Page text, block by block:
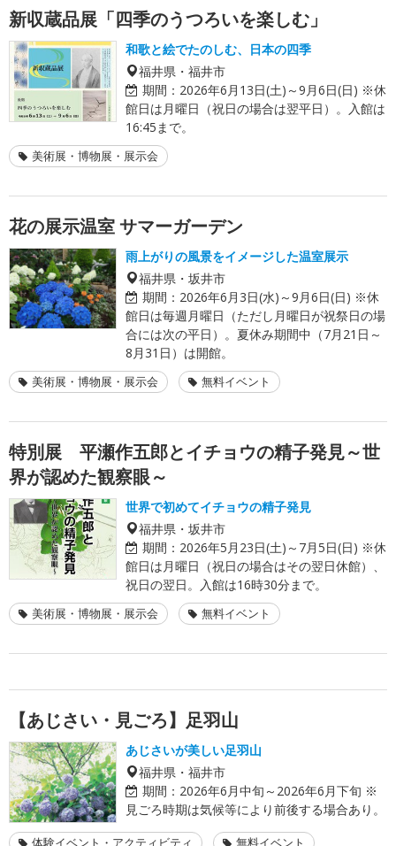
新収蔵品展「四季のうつろいを楽しむ」
和歌と絵でたのしむ、日本の四季
福井県・福井市
期間： 2026年6月13日(土)～9月6日(日) ※休
館日は月曜日（祝日の場合は翌平日）。入館は
16:45まで。
美術展・博物展・展示会
花の展示温室 サマーガーデン
雨上がりの風景をイメージした温室展示
福井県・坂井市
期間： 2026年6月3日(水)～9月6日(日) ※休
館日は毎週月曜日（ただし月曜日が祝祭日の場
合には次の平日）。夏休み期間中（7月21日～
8月31日）は開館。
美術展・博物展・展示会 無料イベント
特別展 平瀬作五郎とイチョウの精子発見～世
界が認めた観察眼～
世界で初めてイチョウの精子発見
福井県・坂井市
期間： 2026年5月23日(土)～7月5日(日) ※休
館日は月曜日（祝日の場合はその翌日休館）、
祝日の翌日。入館は16時30分まで。
美術展・博物展・展示会 無料イベント
【あじさい・見ごろ】足羽山
あじさいが美しい足羽山
福井県・福井市
期間： 2026年6月中旬～2026年6月下旬 ※
見ごろ時期は気候等により前後する場合あり。
体験イベント・アクティビティ 無料イベント